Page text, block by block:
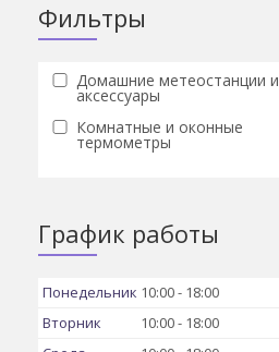
Фильтры
Домашние метеостанции и
аксессуары
Комнатные и оконные
термометры
График работы
Понедельник 10:00
18:00
Вторник
10:00
18:00